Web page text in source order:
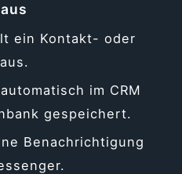
ein Kontakt- oder
im CRM
gespeichert.
Benachrichtigung